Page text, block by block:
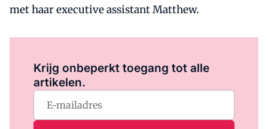
met haar executive assistant Matthew.
Krijg onbeperkt toegang tot alle
artikelen.